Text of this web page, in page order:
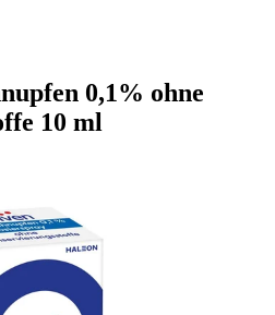
0,1% ohne
10 ml